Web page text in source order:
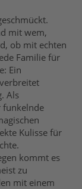
mit wem,
ob mit echten
Familie für
Ein
Als
funkelnde
Kulisse für
kommt es
zu
mit einem